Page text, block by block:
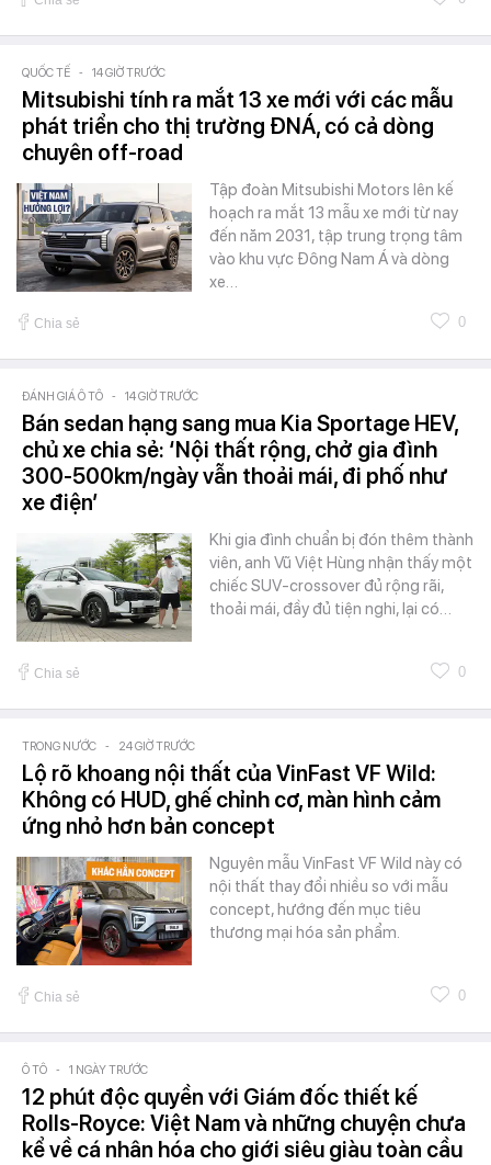
QUỐC TẾ - 14 GIỜ TRƯỚC
Mitsubishi tính ra mắt 13 xe mới với các mẫu
phát triển cho thị trường ĐNÁ, có cả dòng
chuyên off-road
Tập đoàn Mitsubishi Motors lên kế
hoạch ra mắt 13 mẫu xe mới từ nay
đến năm 2031, tập trung trọng tâm
vào khu vực Đông Nam Á và dòng
xe…
Chia sẻ 0
ĐÁNH GIÁ Ô TÔ - 14 GIỜ TRƯỚC
Bán sedan hạng sang mua Kia Sportage HEV,
chủ xe chia sẻ: ‘Nội thất rộng, chở gia đình
300-500km/ngày vẫn thoải mái, đi phố như
xe điện’
Khi gia đình chuẩn bị đón thêm thành
viên, anh Vũ Việt Hùng nhận thấy một
chiếc SUV-crossover đủ rộng rãi,
thoải mái, đầy đủ tiện nghi, lại có…
Chia sẻ 0
TRONG NƯỚC - 24 GIỜ TRƯỚC
Lộ rõ khoang nội thất của VinFast VF Wild:
Không có HUD, ghế chỉnh cơ, màn hình cảm
ứng nhỏ hơn bản concept
Nguyên mẫu VinFast VF Wild này có
nội thất thay đổi nhiều so với mẫu
concept, hướng đến mục tiêu
thương mại hóa sản phẩm.
Chia sẻ 0
Ô TÔ - 1 NGÀY TRƯỚC
12 phút độc quyền với Giám đốc thiết kế
Rolls-Royce: Việt Nam và những chuyện chưa
kể về cá nhân hóa cho giới siêu giàu toàn cầu